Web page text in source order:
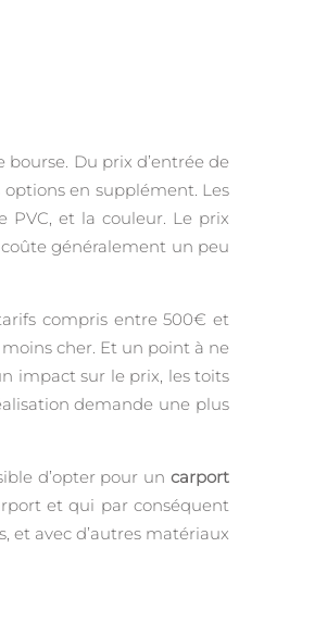
Du prix d’entrée de
en supplément. Les
et la couleur. Le prix
généralement un peu
compris entre 500€ et
cher. Et un point à ne
impact sur le prix, les toits
demande une plus
d’opter pour un carport
et qui par conséquent
et avec d’autres matériaux